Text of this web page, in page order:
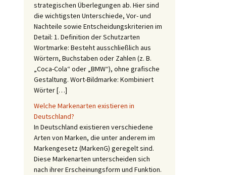
strategischen Überlegungen ab. Hier sind
die wichtigsten Unterschiede, Vor- und
Nachteile sowie Entscheidungskriterien im
Detail: 1. Definition der Schutzarten
Wortmarke: Besteht ausschließlich aus
Wörtern, Buchstaben oder Zahlen (z. B.
„Coca-Cola“ oder „BMW“), ohne grafische
Gestaltung. Wort-Bildmarke: Kombiniert
Wörter […]
Welche Markenarten existieren in
Deutschland?
In Deutschland existieren verschiedene
Arten von Marken, die unter anderem im
Markengesetz (MarkenG) geregelt sind.
Diese Markenarten unterscheiden sich
nach ihrer Erscheinungsform und Funktion.